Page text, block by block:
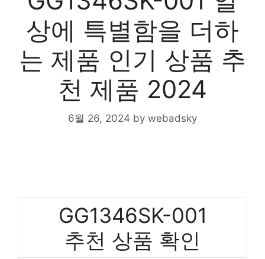
상에 특별함을 더하
는 제품 인기 상품 추
천 제품 2024
6월 26, 2024 by webadsky
GG1346SK-001
추천 상품 확인